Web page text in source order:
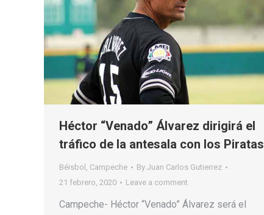
Héctor “Venado” Álvarez dirigirá el
tráfico de la antesala con los Piratas
Béisbol , Campeche By Juan Carlos Gutierrez
21 febrero, 2020
Leave a comment
Campeche- ​Héctor “Venado” Álvarez será el